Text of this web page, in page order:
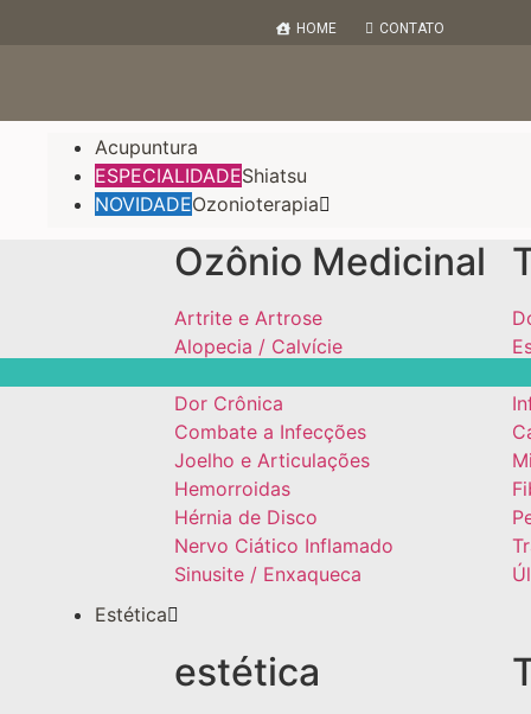
HOME CONTATO
Acupuntura
ESPECIALIDADEShiatsu
NOVIDADEOzonioterapia
Ozônio Medicinal
Artrite e Artrose
Alopecia / Calvície
Dor Crônica
Combate a Infecções
Joelho e Articulações
Hemorroidas
Hérnia de Disco
Nervo Ciático Inflamado
Sinusite / Enxaqueca
Estética
estética